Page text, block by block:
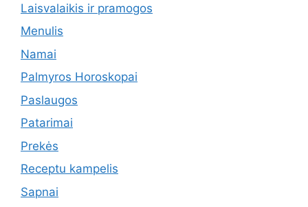
Laisvalaikis ir pramogos
Menulis
Namai
Palmyros Horoskopai
Paslaugos
Patarimai
Prekės
Receptu kampelis
Sapnai